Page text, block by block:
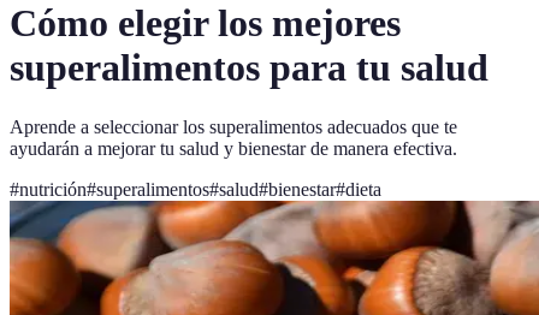
Cómo elegir los mejores
superalimentos para tu salud
Aprende a seleccionar los superalimentos adecuados que te
ayudarán a mejorar tu salud y bienestar de manera efectiva.
#nutrición#superalimentos#salud#bienestar#dieta